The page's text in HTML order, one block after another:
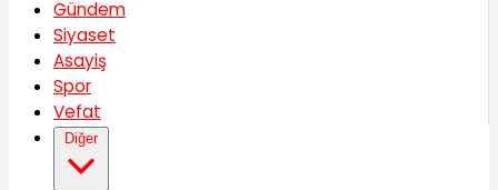
Gündem
Siyaset
Asayiş
Spor
Vefat
Diğer